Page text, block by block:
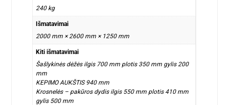
240 kg
Išmatavimai
2000 mm × 2600 mm × 1250 mm
Kiti išmatavimai
Šašlykinės dėžės ilgis 700 mm plotis 350 mm gylis 200
mm
KEPIMO AUKŠTIS 940 mm
Krosnelės – pakūros dydis ilgis 550 mm plotis 410 mm
gylis 500 mm